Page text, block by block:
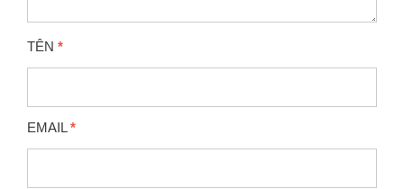
TÊN *
EMAIL*